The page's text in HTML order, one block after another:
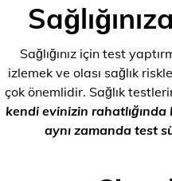
Sağlığınız için test
izlemek ve olası sağlık
çok önemlidir. Sağlık
kendi evinizin
aynı zamanda test